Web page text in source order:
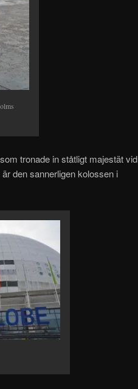
tronade in ståtligt majestät vid
den sannerligen kolossen i